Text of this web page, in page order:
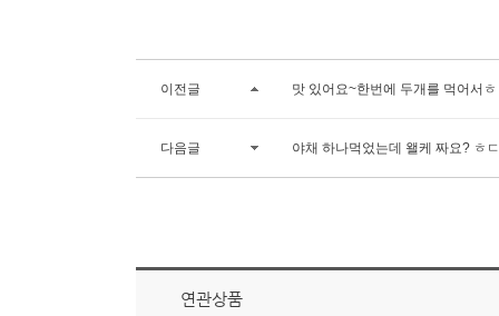
이전글 맛 있어요~한번에 두개를 먹어서ㅎ
다음글 야채 하나먹었는데 왤케 짜요? ㅎ
연관상품